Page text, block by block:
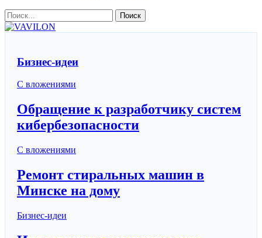
Бизнес-идеи
С вложениями
Обращение к разработчику систем
кибербезопасности
С вложениями
Ремонт стиральных машин в
Минске на дому
Бизнес-идеи